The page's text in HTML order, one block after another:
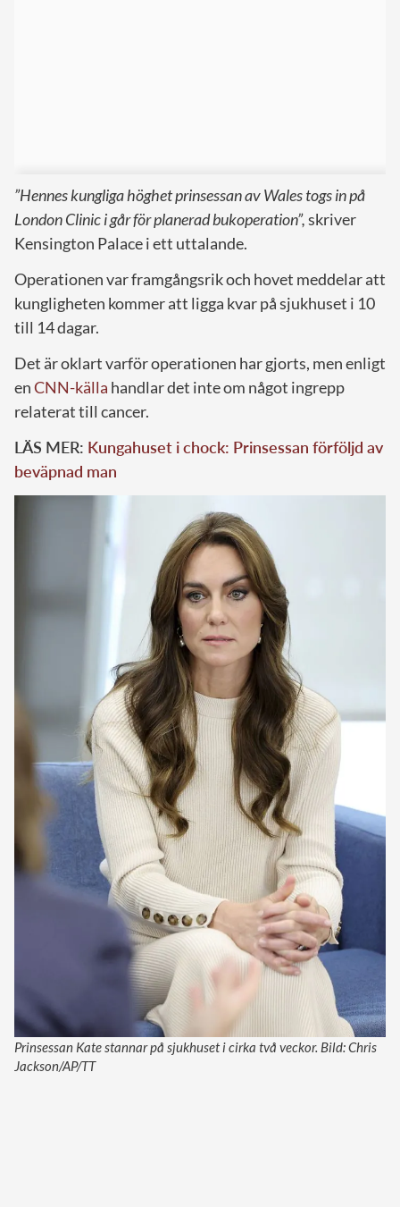
”Hennes kungliga höghet prinsessan av Wales togs in på
London Clinic i går för planerad bukoperation”,skriver
Kensington Palace i ett uttalande.
Operationen var framgångsrik och hovet meddelar att
kungligheten kommer att ligga kvar på sjukhuset i 10
till 14 dagar.
Det är oklart varför operationen har gjorts, men enligt
enCNN-källa handlar det inte om något ingrepp
relaterat till cancer.
LÄS MER: Kungahuset i chock: Prinsessan förföljd av
beväpnad man
Prinsessan Kate stannar på sjukhuset i cirka två veckor. Bild: Chris
Jackson/AP/TT